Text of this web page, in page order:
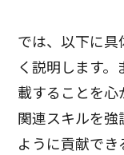
では、以下に
く説明します
載することを
関連スキルを
ように貢献で